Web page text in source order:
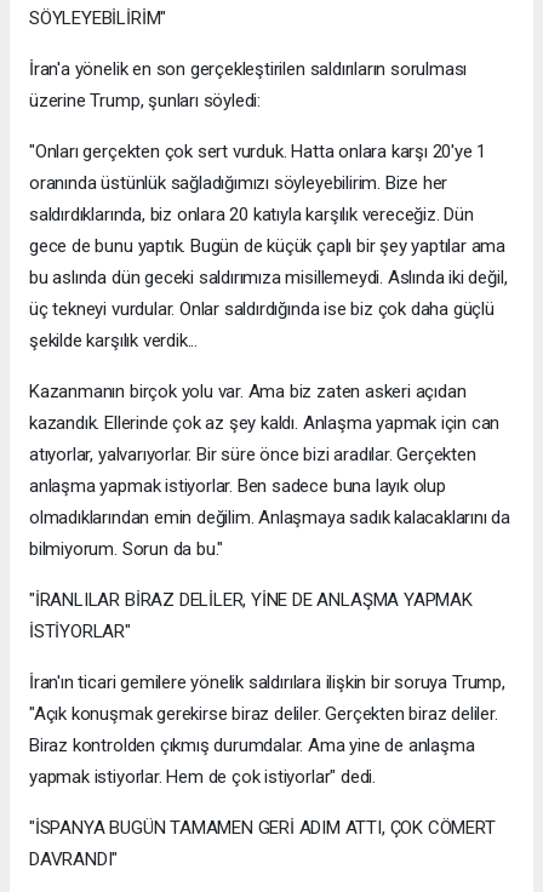
SÖYLEYEBİLİRİM"
İran'a yönelik en son gerçekleştirilen saldırıların sorulması
üzerine Trump, şunları söyledi:
"Onları gerçekten çok sert vurduk. Hatta onlara karşı 20'ye 1
oranında üstünlük sağladığımızı söyleyebilirim. Bize her
saldırdıklarında, biz onlara 20 katıyla karşılık vereceğiz. Dün
gece de bunu yaptık. Bugün de küçük çaplı bir şey yaptılar ama
bu aslında dün geceki saldırımıza misillemeydi. Aslında iki değil,
üç tekneyi vurdular. Onlar saldırdığında ise biz çok daha güçlü
şekilde karşılık verdik...
Kazanmanın birçok yolu var. Ama biz zaten askeri açıdan
kazandık. Ellerinde çok az şey kaldı. Anlaşma yapmak için can
atıyorlar, yalvarıyorlar. Bir süre önce bizi aradılar. Gerçekten
anlaşma yapmak istiyorlar. Ben sadece buna layık olup
olmadıklarından emin değilim. Anlaşmaya sadık kalacaklarını da
bilmiyorum. Sorun da bu."
"İRANLILAR BİRAZ DELİLER, YİNE DE ANLAŞMA YAPMAK
İSTİYORLAR"
İran'ın ticari gemilere yönelik saldırılara ilişkin bir soruya Trump,
"Açık konuşmak gerekirse biraz deliler. Gerçekten biraz deliler.
Biraz kontrolden çıkmış durumdalar. Ama yine de anlaşma
yapmak istiyorlar. Hem de çok istiyorlar" dedi.
"İSPANYA BUGÜN TAMAMEN GERİ ADIM ATTI, ÇOK CÖMERT
DAVRANDI"